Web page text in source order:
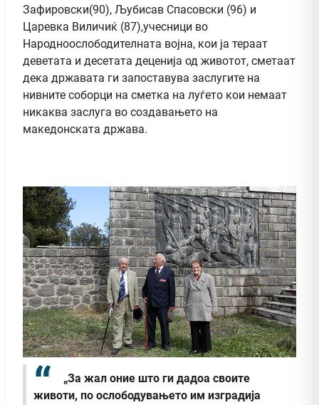
Зафировски(90), Љубисав Спасовски (96) и
Царевка Виличиќ (87),учесници во
Народноослободителната војна, кои ја тераат
деветата и десетата деценија од животот, сметаат
дека државата ги запоставува заслугите на
нивните соборци на сметка на луѓето кои немаат
никаква заслуга во создавањето на
македонската држава.
„За жал оние што ги дадоа своите
животи, по ослободувањето им изградија